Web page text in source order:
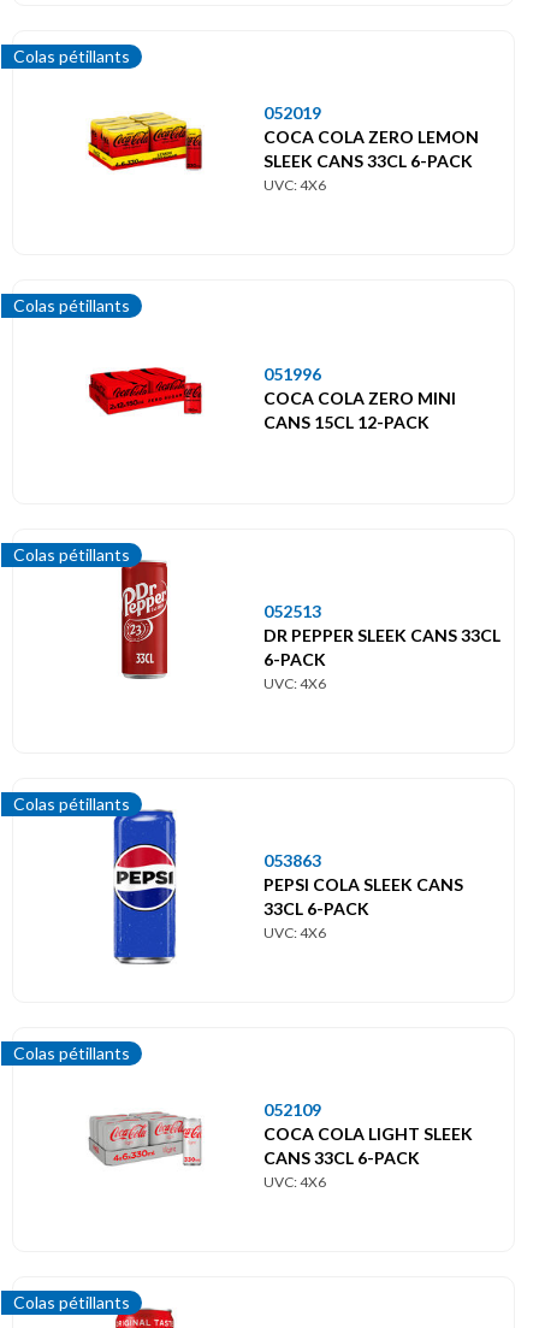
Colas pétillants
052019
COCA COLA ZERO LEMON
SLEEK CANS 33CL 6-PACK
UVC: 4X6
Colas pétillants
051996
COCA COLA ZERO MINI
CANS 15CL 12-PACK
Colas pétillants
052513
DR PEPPER SLEEK CANS 33CL
6-PACK
UVC: 4X6
Colas pétillants
053863
PEPSI COLA SLEEK CANS
33CL 6-PACK
UVC: 4X6
Colas pétillants
052109
COCA COLA LIGHT SLEEK
CANS 33CL 6-PACK
UVC: 4X6
Colas pétillants